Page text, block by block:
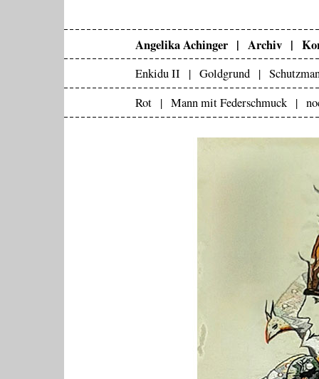
Angelika Achinger | Archiv |
Enkidu II | Goldgrund |
Rot | Mann mit Federschmuck |